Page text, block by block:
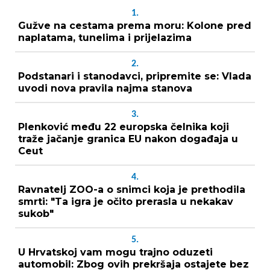
1.
Gužve na cestama prema moru: Kolone pred
naplatama, tunelima i prijelazima
2.
Podstanari i stanodavci, pripremite se: Vlada
uvodi nova pravila najma stanova
3.
Plenković među 22 europska čelnika koji
traže jačanje granica EU nakon događaja u
Ceut
4.
Ravnatelj ZOO-a o snimci koja je prethodila
smrti: "Ta igra je očito prerasla u nekakav
sukob"
5.
U Hrvatskoj vam mogu trajno oduzeti
automobil: Zbog ovih prekršaja ostajete bez